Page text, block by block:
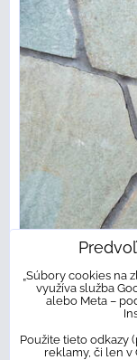
18,96 €s
18,96 €s DPH /
NA
10 pracovných
„Súbory cookies na
využíva služba
alebo Meta –
Použite tieto odkazy
reklamy, či len v